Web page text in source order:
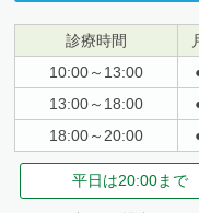
診療時間
10:00～13:00
13:00～18:00
18:00～20:00
平日は20:00まで